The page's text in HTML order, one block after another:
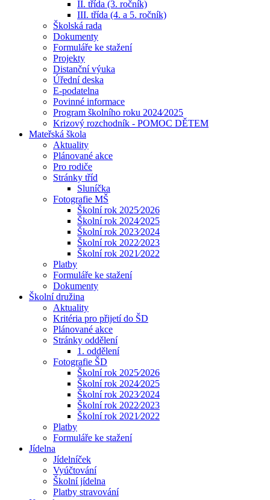
II. třída (3. ročník)
III. třída (4. a 5. ročník)
Školská rada
Dokumenty
Formuláře ke stažení
Projekty
Distanční výuka
Úřední deska
E-podatelna
Povinné informace
Program školního roku 2024⁄2025
Krizový rozchodník - POMOC DĚTEM
Mateřská škola
Aktuality
Plánované akce
Pro rodiče
Stránky tříd
Sluníčka
Fotografie MŠ
Školní rok 2025⁄2026
Školní rok 2024⁄2025
Školní rok 2023⁄2024
Školní rok 2022⁄2023
Školní rok 2021⁄2022
Platby
Formuláře ke stažení
Dokumenty
Školní družina
Aktuality
Kritéria pro přijetí do ŠD
Plánované akce
Stránky oddělení
1. oddělení
Fotografie ŠD
Školní rok 2025⁄2026
Školní rok 2024⁄2025
Školní rok 2023⁄2024
Školní rok 2022⁄2023
Školní rok 2021⁄2022
Platby
Formuláře ke stažení
Jídelna
Jídelníček
Vyúčtování
Školní jídelna
Platby stravování